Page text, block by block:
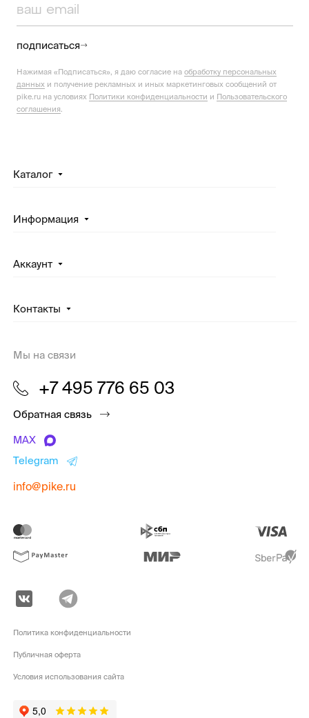
подписаться
Нажимая «Подписаться», я даю согласие на обработку персональных
данных и получение рекламных и иных маркетинговых сообщений от
pike.ru на условиях Политики конфиденциальности и Пользовательского
соглашения
Каталог
Информация
Аккаунт
Контакты
Мы на связи
+7 495 776 65 03
Обратная связь
MAX
Telegram
info@pike.ru
Политика конфиденциальности
Публичная оферта
Условия использования сайта